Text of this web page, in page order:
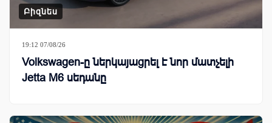
Բիզնես
19:12 07/08/26
Volkswagen-ը ներկայացրել է նոր մատչելի
Jetta M6 սեդանը